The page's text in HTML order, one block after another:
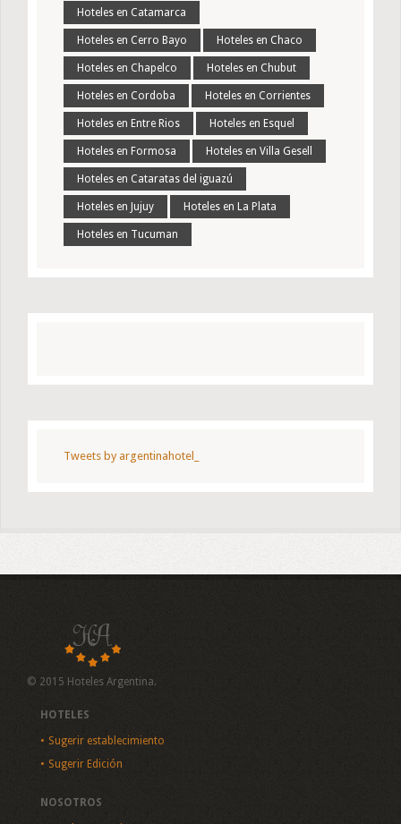
Hoteles en Catamarca
Hoteles en Cerro Bayo Hoteles en Chaco
Hoteles en Chapelco Hoteles en Chubut
Hoteles en Cordoba Hoteles en Corrientes
Hoteles en Entre Rios Hoteles en Esquel
Hoteles en Formosa Hoteles en Villa Gesell
Hoteles en Cataratas del iguazú
Hoteles en Jujuy Hoteles en La Plata
Hoteles en Tucuman
Tweets by argentinahotel_
© 2015 Hoteles Argentina.
HOTELES
Sugerir establecimiento
Sugerir Edición
NOSOTROS